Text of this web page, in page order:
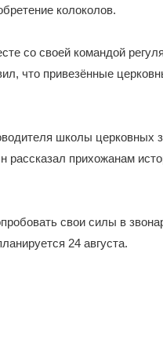
колоколов.
со своей командой
что привезённые
школы церковных
рассказал прихожанам
свои силы в
24 августа.